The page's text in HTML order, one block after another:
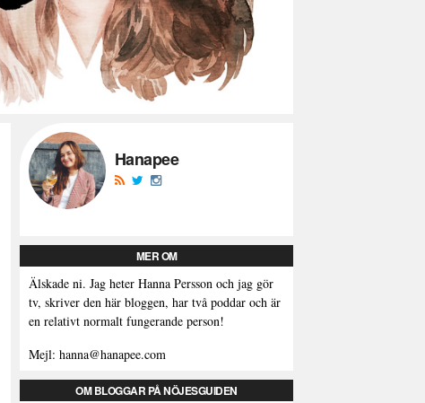
Hanapee
MER OM
Älskade ni. Jag heter Hanna Persson och jag gör
tv, skriver den här bloggen, har två poddar och är
en relativt normalt fungerande person!
Mejl: hanna@hanapee.com
OM BLOGGAR PÅ NÖJESGUIDEN